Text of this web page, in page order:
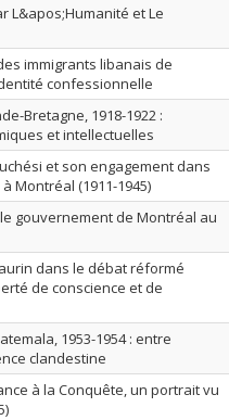
L&apos;Humanité et Le
immigrants libanais de
confessionnelle
Bretagne, 1918-1922 :
et intellectuelles
et son engagement dans
Montréal (1911-1945)
gouvernement de Montréal au
dans le débat réformé
de conscience et de
1953-1954 : entre
clandestine
à la Conquête, un portrait vu